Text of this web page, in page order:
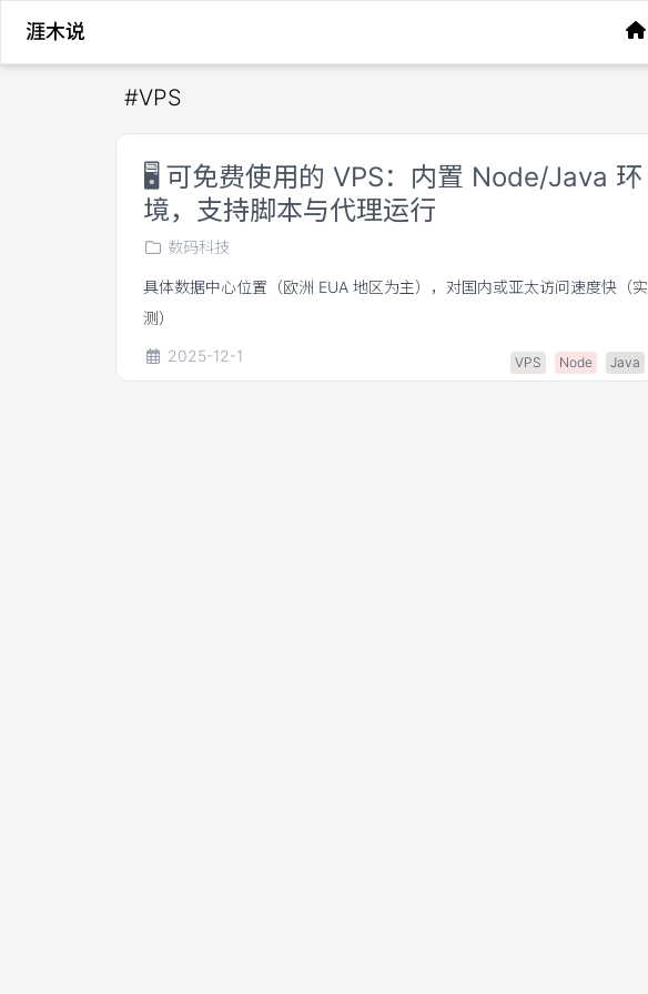
涯木说
#VPS
🖥️ 可免费使用的 VPS：内置 Node/Java 环
境，支持脚本与代理运行
数码科技
具体数据中心位置（欧洲 EUA 地区为主），对国内或亚太访问速度快（实
测）
2025-12-1
VPS Node Java